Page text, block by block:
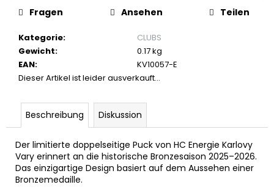
Kategorie:
CLUBS
Gewicht:
0.17 kg
EAN:
KV10057-E
Dieser Artikel ist leider ausverkauft…
Fragen Ansehen Teilen
Beschreibung Diskussion
Der limitierte doppelseitige Puck von HC Energie Karlovy
Vary erinnert an die historische Bronzesaison 2025–2026.
Das einzigartige Design basiert auf dem Aussehen einer
Bronzemedaille.
HALBFINALE
Ursprünglich:
€6,18